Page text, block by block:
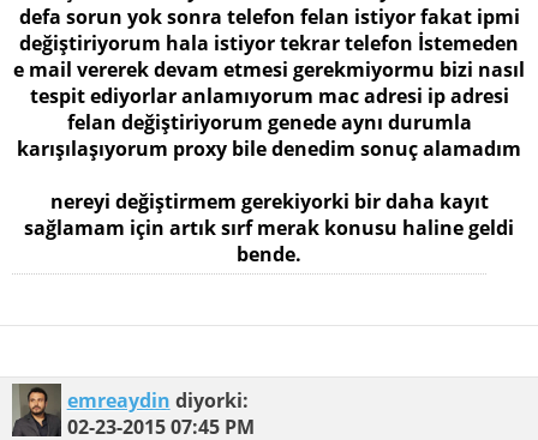
defa sorun yok sonra telefon felan istiyor fakat ipmi
değiştiriyorum hala istiyor tekrar telefon İstemeden
e mail vererek devam etmesi gerekmiyormu bizi nasıl
tespit ediyorlar anlamıyorum mac adresi ip adresi
felan değiştiriyorum genede aynı durumla
karışılaşıyorum proxy bile denedim sonuç alamadım
nereyi değiştirmem gerekiyorki bir daha kayıt
sağlamam için artık sırf merak konusu haline geldi
bende.
emreaydin diyorki:
02-23-201507:45 PM